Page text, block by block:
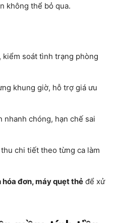
không thể bỏ qua.
kiểm soát tình trạng phòng
khung giờ, hỗ trợ giá ưu
nhanh chóng, hạn chế sai
chi tiết theo từng ca làm
hóa đơn, máy quẹt thẻ để xử